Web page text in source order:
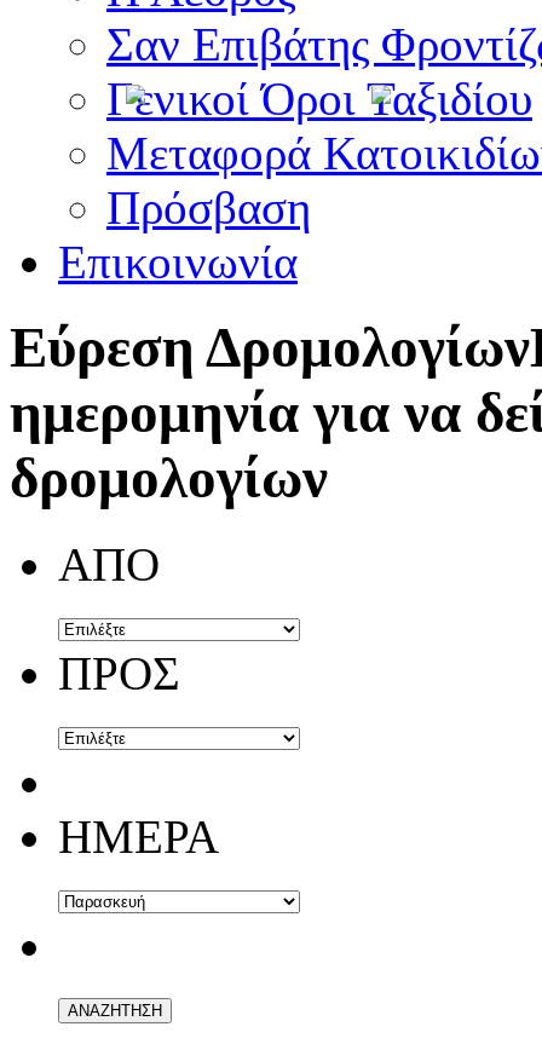
Σαν Επιβάτης
Γενικοί Όροι Ταξιδίου
Μεταφορά
Πρόσβαση
Επικοινωνία
Εύρεση Δρομολογίων
ημερομηνία για να
δρομολογίων
ΑΠΟ
ΠΡΟΣ
ΗΜΕΡΑ